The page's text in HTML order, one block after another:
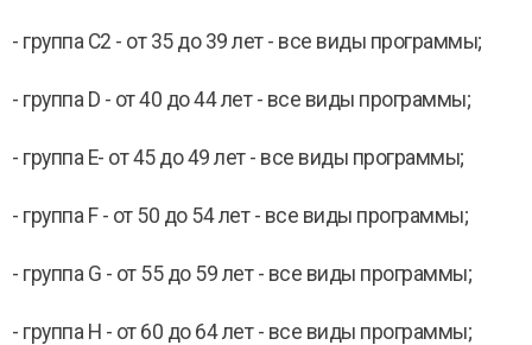
- группа С2 - от 35 до 39 лет - все виды программы;
- группа D - от 40 до 44 лет - все виды программы;
- группа Е- от 45 до 49 лет - все виды программы;
- группа F - от 50 до 54 лет - все виды программы;
- группа G - от 55 до 59 лет - все виды программы;
- группа Н - от 60 до 64 лет - все виды программы;